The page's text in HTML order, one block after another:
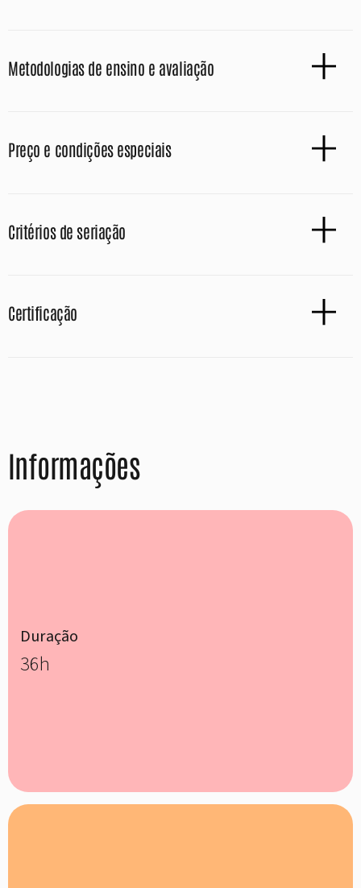
Metodologias de ensino e avaliação
Preço e condições especiais
Critérios de seriação
Certificação
Informações
Duração
36h